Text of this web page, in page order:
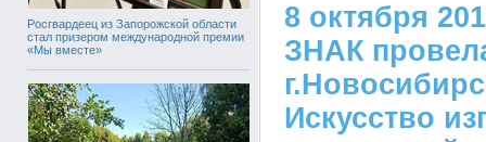
Росгвардеец из Запорожской области
стал призером международной премии
«Мы вместе»
8 октября
ЗНАК
Искусство